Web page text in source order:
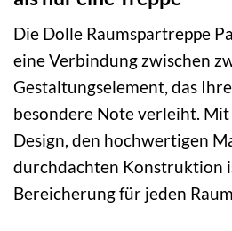
Die Dolle Raumspartreppe
eine Verbindung zwischen
Gestaltungselement, das
besondere Note verleiht.
Design, den hochwertigen
durchdachten Konstruktion
Bereicherung für jeden